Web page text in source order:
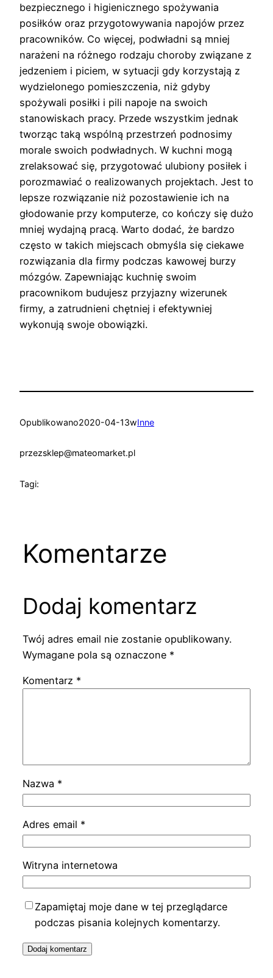
bezpiecznego i higienicznego spożywania
posiłków oraz przygotowywania napojów przez
pracowników. Co więcej, podwładni są mniej
narażeni na różnego rodzaju choroby związane z
jedzeniem i piciem, w sytuacji gdy korzystają z
wydzielonego pomieszczenia, niż gdyby
spożywali posiłki i pili napoje na swoich
stanowiskach pracy. Przede wszystkim jednak
tworząc taką wspólną przestrzeń podnosimy
morale swoich podwładnych. W kuchni mogą
zrelaksować się, przygotować ulubiony posiłek i
porozmawiać o realizowanych projektach. Jest to
lepsze rozwiązanie niż pozostawienie ich na
głodowanie przy komputerze, co kończy się dużo
mniej wydajną pracą. Warto dodać, że bardzo
często w takich miejscach obmyśla się ciekawe
rozwiązania dla firmy podczas kawowej burzy
mózgów. Zapewniając kuchnię swoim
pracownikom budujesz przyjazny wizerunek
firmy, a zatrudnieni chętniej i efektywniej
wykonują swoje obowiązki.
Opublikowano2020-04-13wInne
przezsklep@mateomarket.pl
Tagi:
Komentarze
Dodaj komentarz
Twój adres email nie zostanie opublikowany.
Wymagane pola są oznaczone *
Komentarz *
Nazwa *
Adres email *
Witryna internetowa
Zapamiętaj moje dane w tej przeglądarce
podczas pisania kolejnych komentarzy.